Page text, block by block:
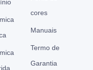
cores
Manuais
Termo de
Garantia